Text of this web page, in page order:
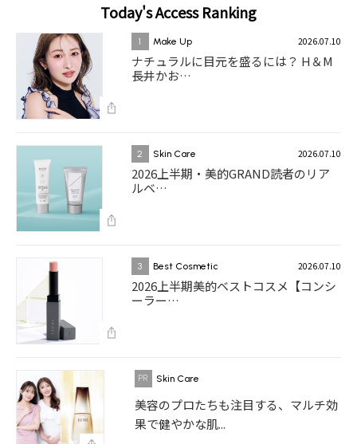
Today's Access Ranking
1 Make Up 2026.07.10
ナチュラルに目元を盛るには？ H＆M
長井かお…
2 Skin Care 2026.07.10
2026上半期・美的GRAND読者のリア
ルベ…
3 Best Cosmetic 2026.07.10
2026上半期美的ベストコスメ【コンシ
ーラー…
Skin Care
美容のプロたちも注目する、マルチ効
果で健やかな肌...